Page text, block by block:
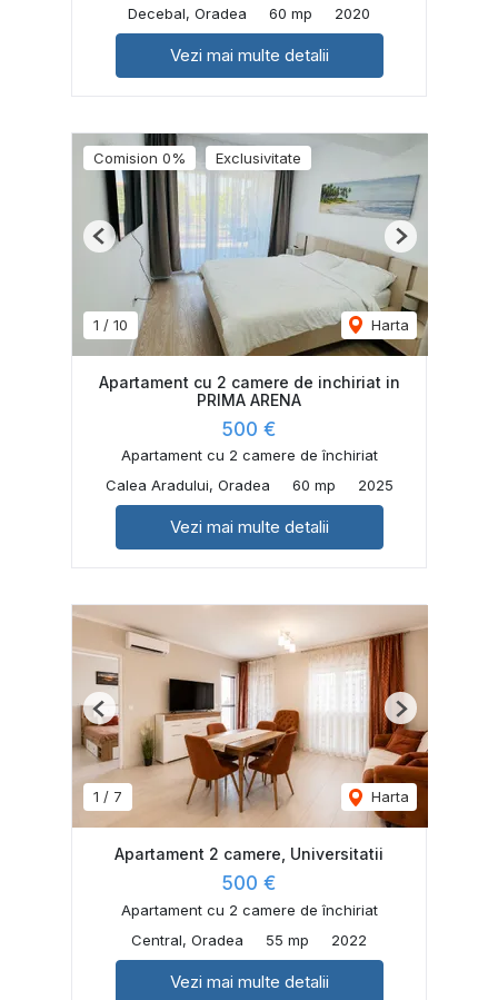
Decebal, Oradea
60 mp 2020
Vezi mai multe detalii
Comision 0% Exclusivitate
1 / 10 Harta
Previous Next
Apartament cu 2 camere de inchiriat in
PRIMA ARENA
500 €
Apartament cu 2 camere de închiriat
Calea Aradului, Oradea
60 mp 2025
Vezi mai multe detalii
1 / 7 Harta
Previous Next
Apartament 2 camere, Universitatii
500 €
Apartament cu 2 camere de închiriat
Central, Oradea
55 mp 2022
Vezi mai multe detalii